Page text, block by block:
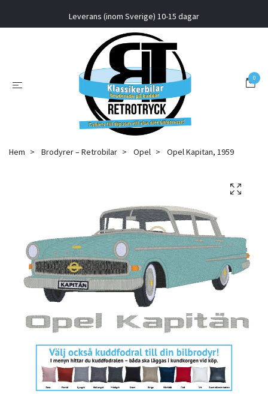
Leverans (inom Sverige) 10-15 dagar
0
Hem Brodyrer – Retrobilar Opel Opel Kapitan, 1959